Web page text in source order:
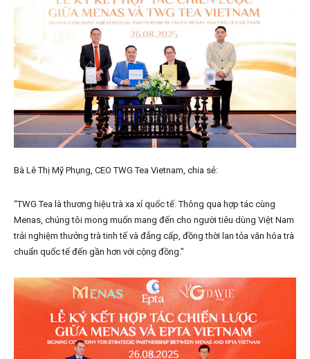
Bà Lê Thị Mỹ Phụng, CEO TWG Tea Vietnam, chia sẻ:
“TWG Tea là thương hiệu trà xa xỉ quốc tế. Thông qua hợp tác cùng
Menas, chúng tôi mong muốn mang đến cho người tiêu dùng Việt Nam
trải nghiệm thưởng trà tinh tế và đẳng cấp, đồng thời lan tỏa văn hóa trà
chuẩn quốc tế đến gần hơn với cộng đồng.”